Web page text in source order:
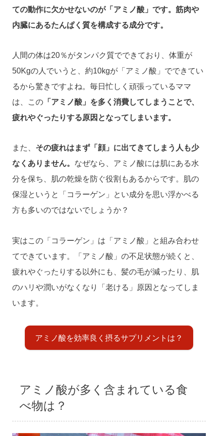
ての動作に欠かせないのが「アミノ酸」です。筋肉や
内臓にあるたんぱく質を構成する成分です。
人間の体は20％がタンパク質でできており、体重が
50Kgの人でいうと、約10kgが「アミノ酸」でできてい
るから驚きですよね。毎日忙しく頑張っているママ
は、この「アミノ酸」を多く消費してしまうことで、
疲れやぐったりする原因となってしまいます。
また、 その疲れはまず「顔」に出てきてしまう人も少
なくありません。 なぜなら、アミノ酸には肌にある水
分を保ち、肌の乾燥を防ぐ役割もあるからです。肌の
保湿というと「コラーゲン」とい成分を思い浮かべる
方も多いのではないでしょうか？
実はこの「コラーゲン」は「アミノ酸」と組み合わせ
てできています。「アミノ酸」の不足状態が続くと、
疲れやぐったりする以外にも、髪の毛が減ったり、肌
のハリや潤いがなくなり「老ける」原因となってしま
います。
アミノ酸を効率良く摂るサプリメントは？
アミノ酸が多く含まれている食
べ物は？